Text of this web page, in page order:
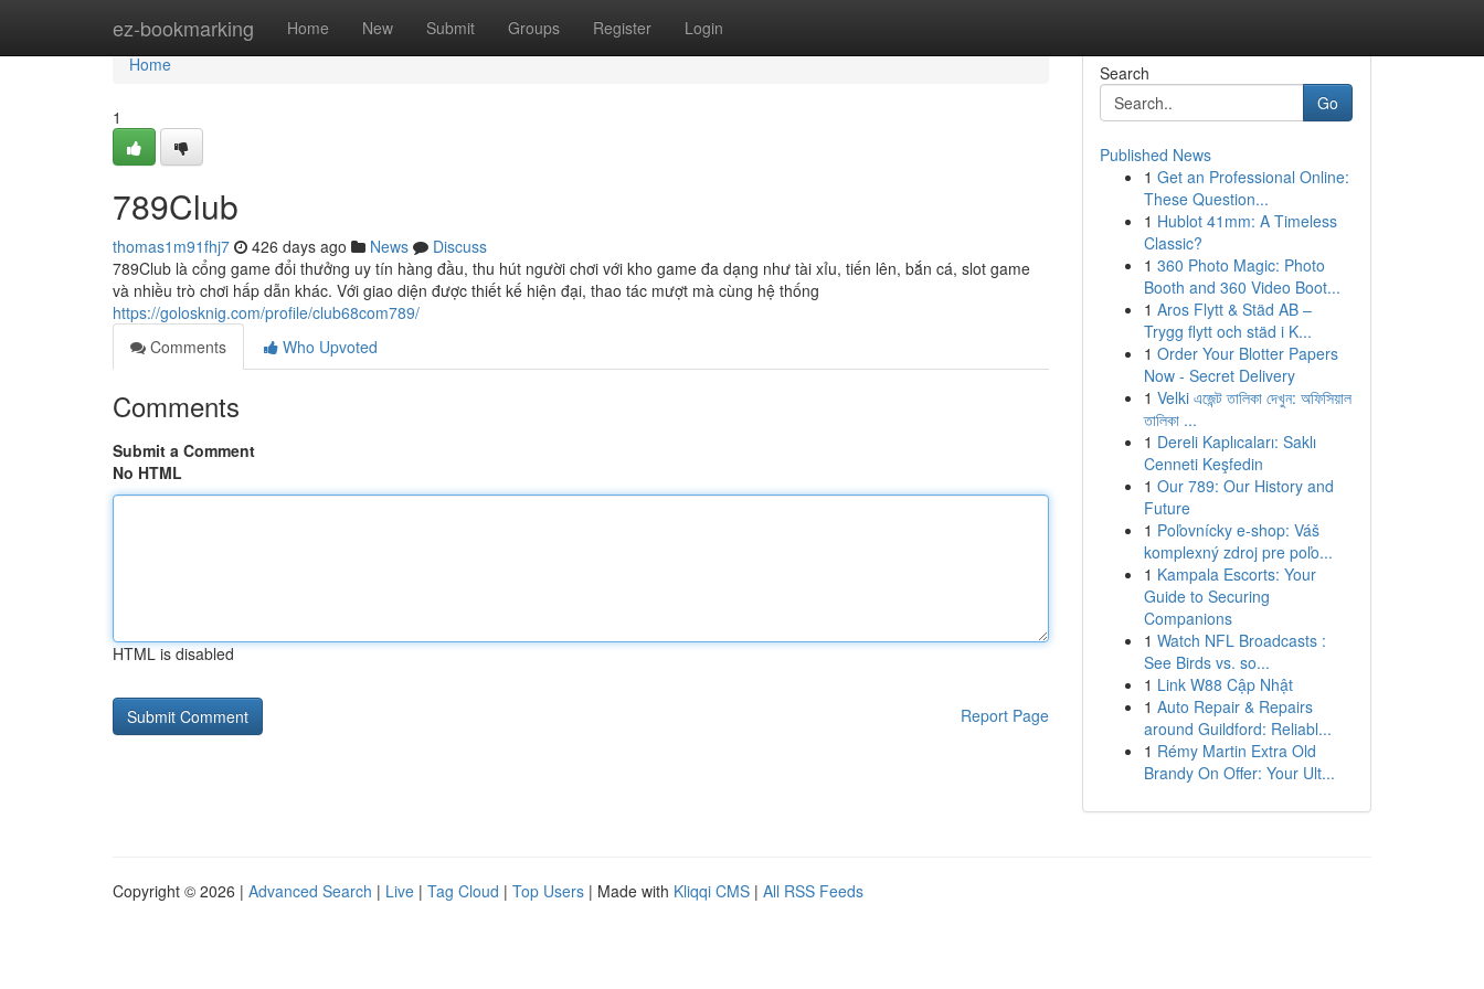
ez-bookmarking Home New Submit Groups Register Login
Home
Home
1
789Club
thomas1m91fhj7 426 days ago News
Discuss
789Club là cổng game đổi thưởng uy tín hàng đầu, thu hút người chơi với kho game đa dạng như tài xỉu, tiến lên, bắn cá, slot game
và nhiều trò chơi hấp dẫn khác. Với giao diện được thiết kế hiện đại, thao tác mượt mà cùng hệ thống
https://golosknig.com/profile/club68com789/
Comments
Who Upvoted
Comments
Submit a Comment
No HTML
HTML is disabled
Report Page
Search
Go
Published News
1 Get an Professional Online:
These Question...
1 Hublot 41mm: A Timeless
Classic?
1 360 Photo Magic: Photo
Booth and 360 Video Boot...
1 Aros Flytt & Städ AB –
Trygg flytt och städ i K...
1 Order Your Blotter Papers
Now - Secret Delivery
1 Velki এজেন্ট তালিকা দেখুন: অফিসিয়াল
তালিকা ...
1 Dereli Kaplıcaları: Saklı
Cenneti Keşfedin
1 Our 789: Our History and
Future
1 Poľovnícky e-shop: Váš
komplexný zdroj pre poľo...
1 Kampala Escorts: Your
Guide to Securing
Companions
1 Watch NFL Broadcasts :
See Birds vs. so...
1 Link W88 Cập Nhật
1 Auto Repair & Repairs
around Guildford: Reliabl...
1 Rémy Martin Extra Old
Brandy On Offer: Your Ult...
Copyright © 2026 | Advanced Search | Live | Tag Cloud | Top Users | Made with Kliqqi CMS | All RSS Feeds